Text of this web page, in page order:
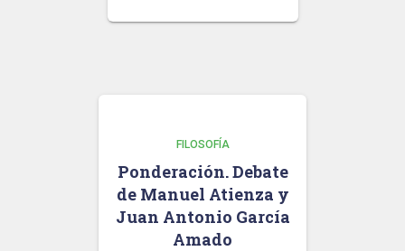
FILOSOFÍA
Ponderación. Debate
de Manuel Atienza y
Juan Antonio García
Amado